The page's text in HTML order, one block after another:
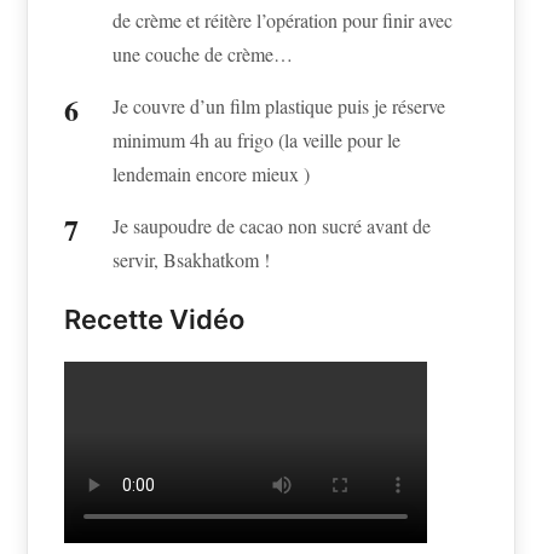
de crème et réitère l’opération pour finir avec
une couche de crème…
Je couvre d’un film plastique puis je réserve
minimum 4h au frigo (la veille pour le
lendemain encore mieux )
Je saupoudre de cacao non sucré avant de
servir, Bsakhatkom !
Recette Vidéo